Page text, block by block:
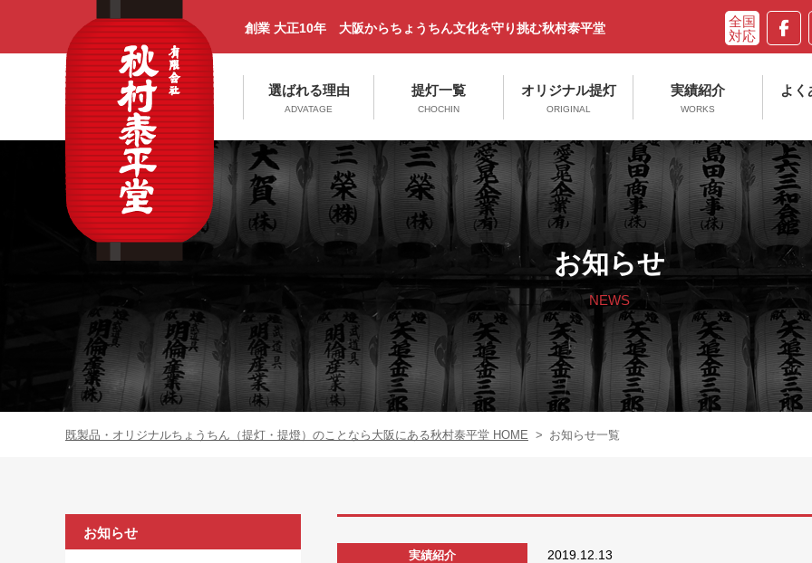
創業 大正10年 大阪からちょうちん文化を守り挑む秋村泰平堂
選ばれる理由
ADVATAGE
提灯一覧
CHOCHIN
オリジナル提灯
ORIGINAL
実績紹介
WORKS
よく
お知らせ
NEWS
既製品・オリジナルちょうちん（提灯・提燈）のことなら大阪にある秋村泰平堂 HOME > お知らせ一覧
実績紹介 2019.12.13
お知らせ